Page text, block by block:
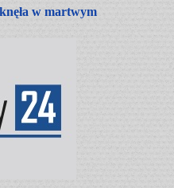
w martwym